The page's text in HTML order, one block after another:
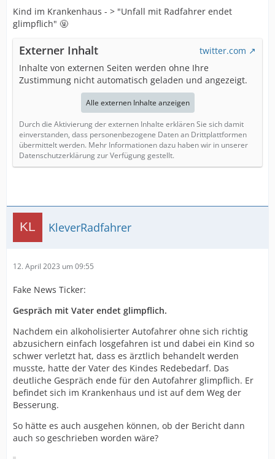
Kind im Krankenhaus - > "Unfall mit Radfahrer endet
glimpflich" 🤬
Externer Inhalt
twitter.com
Inhalte von externen Seiten werden ohne Ihre
Zustimmung nicht automatisch geladen und angezeigt.
Alle externen Inhalte anzeigen
Durch die Aktivierung der externen Inhalte erklären Sie sich damit
einverstanden, dass personenbezogene Daten an Drittplattformen
übermittelt werden. Mehr Informationen dazu haben wir in unserer
Datenschutzerklärung zur Verfügung gestellt.
KleverRadfahrer
12. April 2023 um 09:55
Fake News Ticker:
Gespräch mit Vater endet glimpflich.
Nachdem ein alkoholisierter Autofahrer ohne sich richtig
abzusichern einfach losgefahren ist und dabei ein Kind so
schwer verletzt hat, dass es ärztlich behandelt werden
musste, hatte der Vater des Kindes Redebedarf. Das
deutliche Gespräch ende für den Autofahrer glimpflich. Er
befindet sich im Krankenhaus und ist auf dem Weg der
Besserung.
So hätte es auch ausgehen können, ob der Bericht dann
auch so geschrieben worden wäre?